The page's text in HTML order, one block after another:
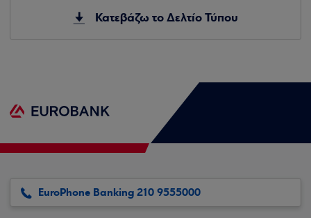
Κατεβάζω το Δελτίο Τύπου
EuroPhone Banking 210 9555000